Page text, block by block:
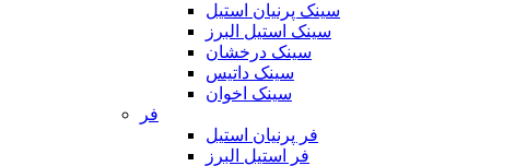
سینک پرنیان استیل
سینک استیل البرز
سینک درخشان
سینک داتیس
سینک اخوان
فر
فر پرنیان استیل
فر استیل البرز